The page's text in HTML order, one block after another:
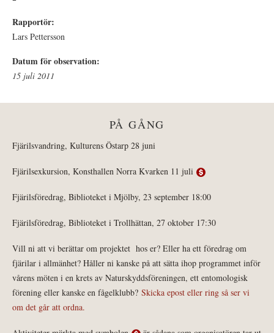
Rapportör:
Lars Pettersson
Datum för observation:
15 juli 2011
PÅ GÅNG
Fjärilsvandring, Kulturens Östarp 28 juni
Fjärilsexkursion, Konsthallen Norra Kvarken 11 juli
Fjärilsföredrag, Biblioteket i Mjölby, 23 september 18:00
Fjärilsföredrag, Biblioteket i Trollhättan, 27 oktober 17:30
Vill ni att vi berättar om projektet hos er? Eller ha ett föredrag om
fjärilar i allmänhet? Håller ni kanske på att sätta ihop programmet inför
vårens möten i en krets av Naturskyddsföreningen, ett entomologisk
förening eller kanske en fågelklubb? Skicka epost eller ring så ser vi
om det går att ordna.